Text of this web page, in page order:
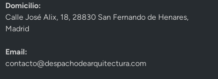
Domicilio:
Calle José Alix, 18, 28830 San Fernando de Henares,
Madrid
Email:
contacto@despachodearquitectura.com